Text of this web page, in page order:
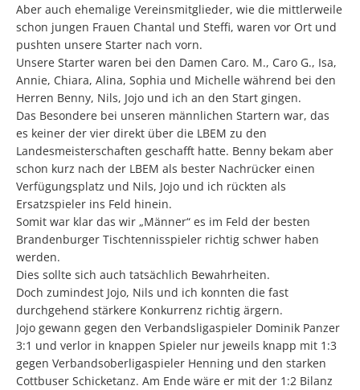
Aber auch ehemalige Vereinsmitglieder, wie die mittlerweile
schon jungen Frauen Chantal und Steffi, waren vor Ort und
pushten unsere Starter nach vorn.
Unsere Starter waren bei den Damen Caro. M., Caro G., Isa,
Annie, Chiara, Alina, Sophia und Michelle während bei den
Herren Benny, Nils, Jojo und ich an den Start gingen.
Das Besondere bei unseren männlichen Startern war, das
es keiner der vier direkt über die LBEM zu den
Landesmeisterschaften geschafft hatte. Benny bekam aber
schon kurz nach der LBEM als bester Nachrücker einen
Verfügungsplatz und Nils, Jojo und ich rückten als
Ersatzspieler ins Feld hinein.
Somit war klar das wir „Männer“ es im Feld der besten
Brandenburger Tischtennisspieler richtig schwer haben
werden.
Dies sollte sich auch tatsächlich Bewahrheiten.
Doch zumindest Jojo, Nils und ich konnten die fast
durchgehend stärkere Konkurrenz richtig ärgern.
Jojo gewann gegen den Verbandsligaspieler Dominik Panzer
3:1 und verlor in knappen Spieler nur jeweils knapp mit 1:3
gegen Verbandsoberligaspieler Henning und den starken
Cottbuser Schicketanz. Am Ende wäre er mit der 1:2 Bilanz